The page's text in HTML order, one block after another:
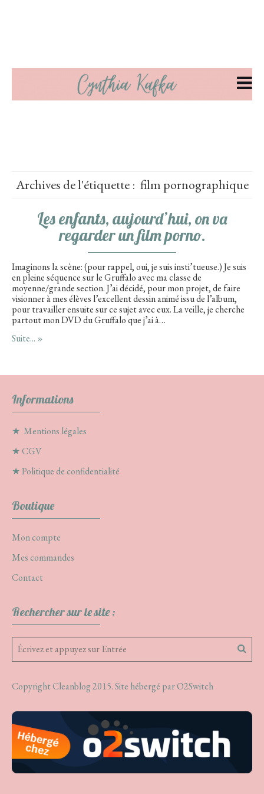
Archives de l'étiquette : film pornographique
Les enfants, aujourd’hui, on va
regarder un film porno.
Imaginons la scène: (pour rappel, oui, je suis insti’tueuse.) Je suis
en pleine séquence sur le Gruffalo avec ma classe de
moyenne/grande section. J’ai décidé, pour mon projet, de faire
visionner à mes élèves l’excellent dessin animé issu de l’album,
pour travailler ensuite sur ce sujet avec eux. La veille, je cherche
partout mon DVD du Gruffalo que j’ai à…
Suite... »
Informations
★ Mentions légales
★CGV
★Politique de confidentialité
Boutique
Mon compte
Mes commandes
Contact
Rechercher sur le site :
Copyright Cleanblog 2015. Site hébergé parO2Switch